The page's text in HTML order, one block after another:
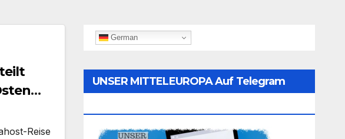
in
Reise
German
UNSER MITTELEUROPA Auf Telegram